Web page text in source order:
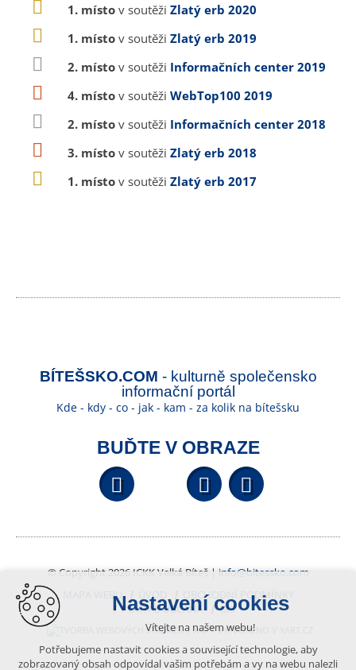
1. místo v soutěži Zlatý erb 2020
1. místo v soutěži Zlatý erb 2019
2. místo v soutěži Informačních center 2019
4. místo v soutěži WebTop100 2019
2. místo v soutěži Informačních center 2018
3. místo v soutěži Zlatý erb 2018
1. místo v soutěži Zlatý erb 2017
BÍTEŠSKO.COM - kulturně společensko
informační portál
Kde - kdy - co - jak - kam - za kolik na bítešsku
BUĎTE V OBRAZE
Facebook YouTube
© Copyright 2026 ICKK Velká Bíteš | info@bitessko.com
MAPA WEBU
ÚVOD
OBCHODNÍ PODMÍNKY
PORTÁL OBČANA
GIS
VYTVOŘENO V XART.CZ
Nastavení cookies
Vítejte na našem webu!
Potřebujeme nastavit cookies a související technologie, aby
zobrazovaný obsah odpovídal vašim potřebám a vy na webu nalezli